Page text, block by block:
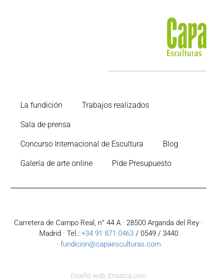
La fundición Trabajos realizados
Sala de prensa
Concurso Internacional de Escultura Blog
Galería de arte online Pide Presupuesto
Carretera de Campo Real, n° 44 A · 28500 Arganda del Rey ·
Madrid · Tel.: +34 91 871 0463/ 0549 / 3440
· fundicion@capaesculturas.com
Diseño web: Ensalza.com